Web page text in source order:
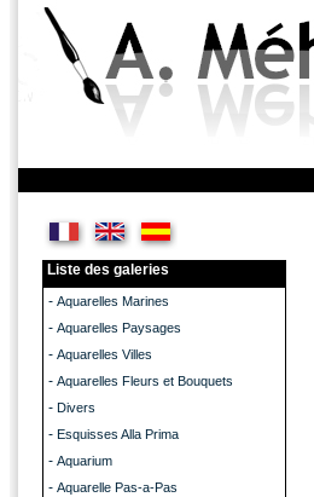
Liste des galeries
- Aquarelles Marines
- Aquarelles Paysages
- Aquarelles Villes
- Aquarelles Fleurs et Bouquets
- Divers
- Esquisses Alla Prima
- Aquarium
- Aquarelle Pas-a-Pas